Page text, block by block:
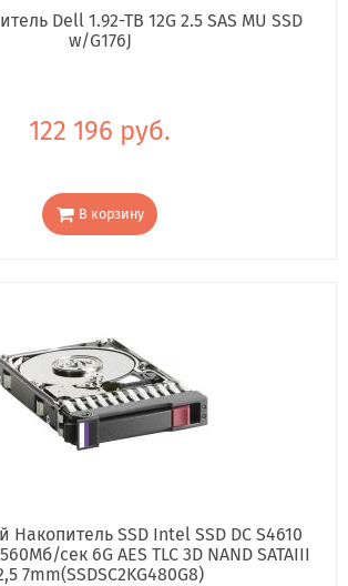
Dell 1.92-TB 12G 2.5 SAS MU SSD
w/G176J
122 196 руб.
В корзину
Накопитель SSD Intel SSD DC S4610
сек 6G AES TLC 3D NAND SATAIII
7mm(SSDSC2KG480G8)